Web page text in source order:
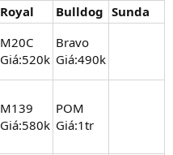
Royal Bulldog Sunda
M20C
Giá:520k
Bravo
Giá:490k
M139
Giá:580k
POM
Giá:1tr